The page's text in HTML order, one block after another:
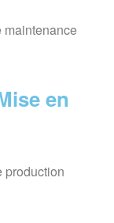
maintenance
en
production